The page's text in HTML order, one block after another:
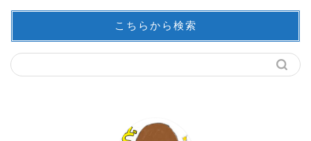
こちらから検索